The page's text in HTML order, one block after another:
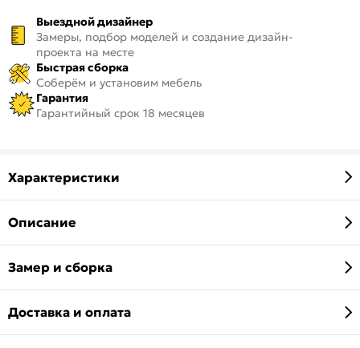
Выездной дизайнер
Замеры, подбор моделей и создание дизайн-
проекта на месте
Быстрая сборка
Соберём и установим мебель
Гарантия
Гарантийный срок 18 месяцев
Характеристики
Описание
Замер и сборка
Доставка и оплата